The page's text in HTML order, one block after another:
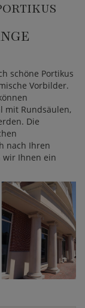
schöne Portikus
Vorbilder.
mit Rundsäulen,
Die
nach Ihren
wir Ihnen ein